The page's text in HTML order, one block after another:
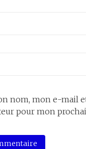
nom, mon e-mail
pour mon